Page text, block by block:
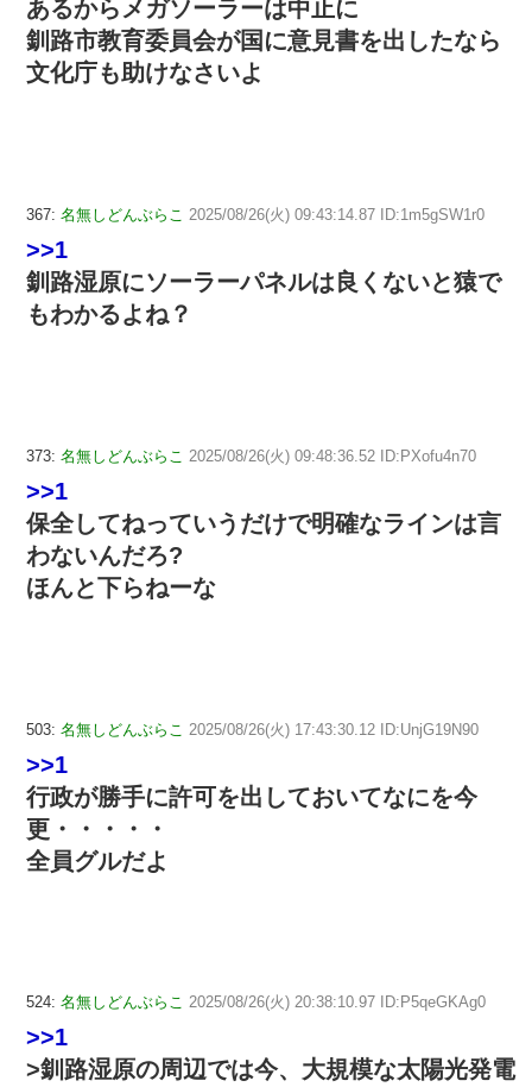
あるからメガソーラーは中止に
釧路市教育委員会が国に意見書を出したなら
文化庁も助けなさいよ
367: 名無しどんぶらこ 2025/08/26(火) 09:43:14.87 ID:1m5gSW1r0
>>1
釧路湿原にソーラーパネルは良くないと猿で
もわかるよね？
373: 名無しどんぶらこ 2025/08/26(火) 09:48:36.52 ID:PXofu4n70
>>1
保全してねっていうだけで明確なラインは言
わないんだろ?
ほんと下らねーな
503: 名無しどんぶらこ 2025/08/26(火) 17:43:30.12 ID:UnjG19N90
>>1
行政が勝手に許可を出しておいてなにを今
更・・・・・
全員グルだよ
524: 名無しどんぶらこ 2025/08/26(火) 20:38:10.97 ID:P5qeGKAg0
>>1
>釧路湿原の周辺では今、大規模な太陽光発電